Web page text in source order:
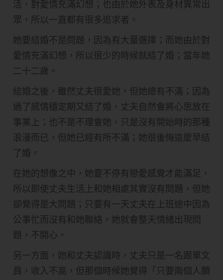
活，對愛情充滿幻想；也由於她外表及身材異常出
眾，所以一直都有很多追求者。
她要結婚不是問題，因為有大量選擇；而她由於對
愛情充滿幻想，所以很少的時候就結了婚；當年她
二十二歲。
結婚之後，雖然丈夫很愛她，但她總有不滿；因為
過了感情穩定期又結了婚，丈夫自然會將心思放在
事業上；也不是不理會她，只是沒有開始時的那種
浪漫而已，但她已經有所不滿；她很後悔這麼早結
了婚。
在她的想像之中，她要不停有戀愛感覺才能滿足，
所以即使丈夫生活上和她相處其實沒有問題，但她
卻覺得是大問題；只要有一天丈夫在上班途中因為
公事忙而沒有和她聯絡，她就會整天情緒出現問
題，不開心。
另一方面，她和丈夫認識時，丈夫只是一名跟單文
員，收入不高，但那個時候她覺得「只要兩個人願